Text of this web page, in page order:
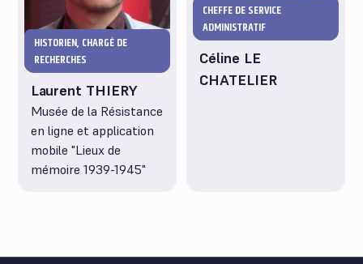
HISTORIEN, CHARGÉ DE
RECHERCHES
Laurent THIERY
Musée de la Résistance
en ligne et application
mobile "Lieux de
mémoire 1939-1945"
CHEFFE DE SERVICE
ADMINISTRATIF
Céline LE
CHATELIER